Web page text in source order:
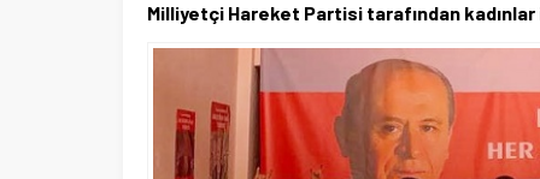
Milliyetçi Hareket Partisi tarafından kadınlar